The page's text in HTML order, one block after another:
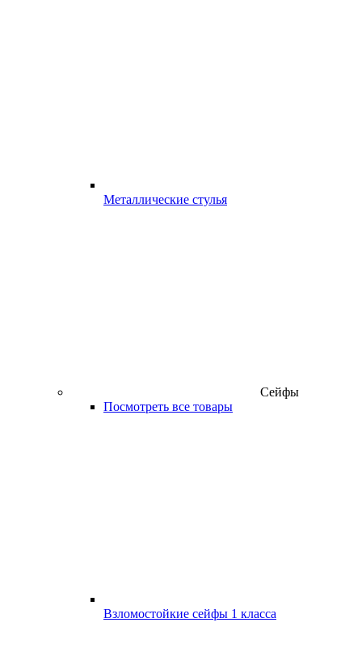
Металлические стулья
Сейфы
Посмотреть все товары
Взломостойкие сейфы 1 класса